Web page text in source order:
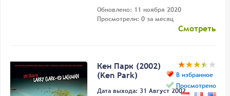
Обновлено: 11 ноября 2020
Просмотрели: 0 за месяц
Смотреть
В избранное
Просмотрено
Кен Парк (2002)
(Ken Park)
Дата выхода: 31 Август 2002